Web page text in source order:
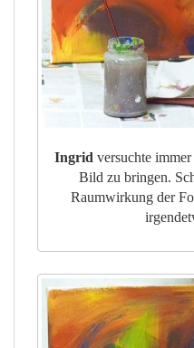
Ingrid versuchte
Bild zu bringen.
Raumwirkung der